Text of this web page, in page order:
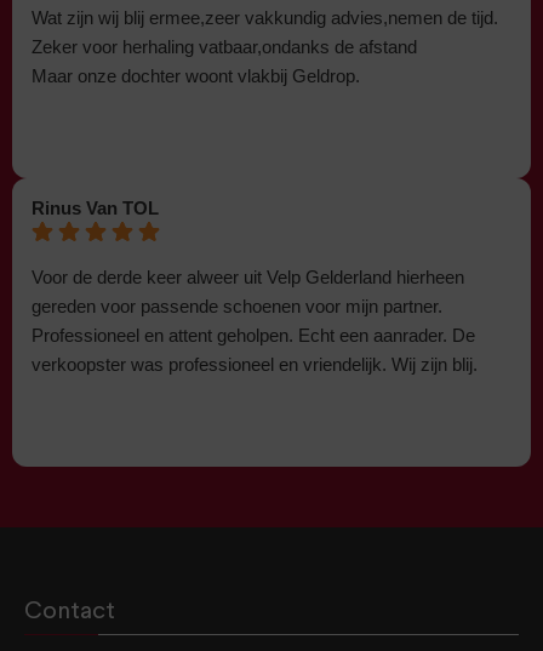
Wat zijn wij blij ermee,zeer vakkundig advies,nemen de tijd.
Zeker voor herhaling vatbaar,ondanks de afstand
Maar onze dochter woont vlakbij Geldrop.
Rinus Van TOL
Voor de derde keer alweer uit Velp Gelderland hierheen
gereden voor passende schoenen voor mijn partner.
Professioneel en attent geholpen. Echt een aanrader. De
verkoopster was professioneel en vriendelijk. Wij zijn blij.
Contact